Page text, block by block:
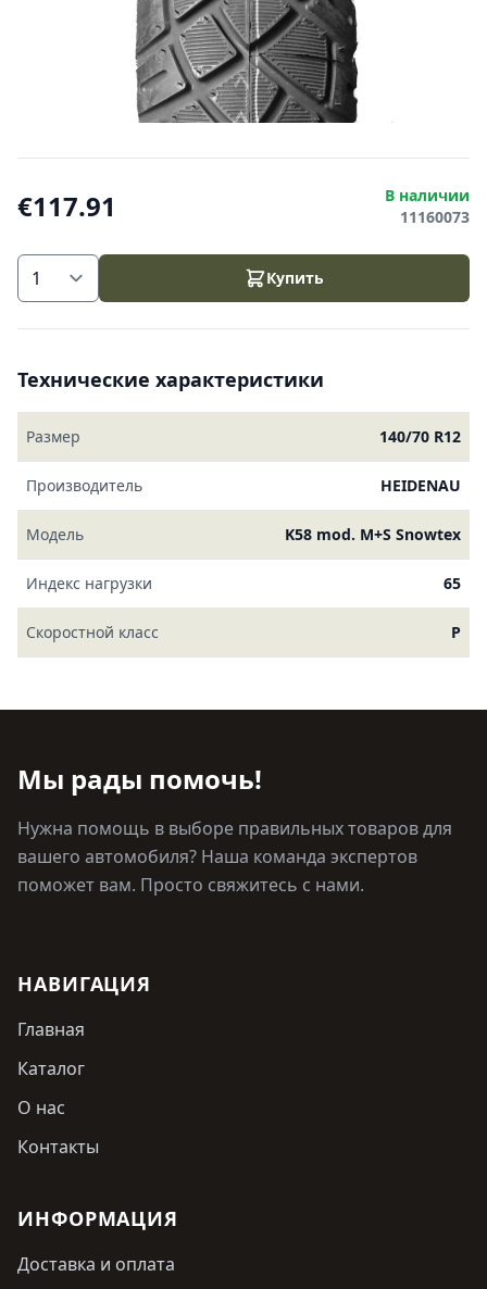
€117.91
В наличии
11160073
Купить
Технические характеристики
Размер 140/70 R12
Производитель HEIDENAU
Модель K58 mod. M+S Snowtex
Индекс нагрузки 65
Скоростной класс P
Мы рады помочь!
Нужна помощь в выборе правильных товаров для
вашего автомобиля? Наша команда экспертов
поможет вам. Просто свяжитесь с нами.
НАВИГАЦИЯ
Главная
Каталог
О нас
Контакты
ИНФОРМАЦИЯ
Доставка и оплата